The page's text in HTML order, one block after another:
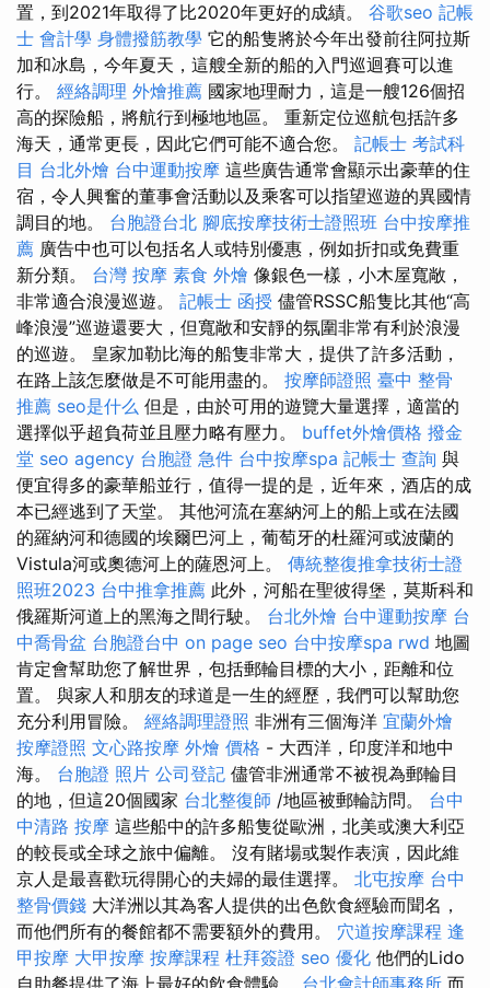
置，到2021年取得了比2020年更好的成績。 谷歌seo 記帳
士 會計學 身體撥筋教學 它的船隻將於今年出發前往阿拉斯
加和冰島，今年夏天，這艘全新的船的入門巡迴賽可以進
行。 經絡調理 外燴推薦 國家地理耐力，這是一艘126個招
高的探險船，將航行到極地地區。 重新定位巡航包括許多
海天，通常更長，因此它們可能不適合您。 記帳士 考試科
目 台北外燴 台中運動按摩 這些廣告通常會顯示出豪華的住
宿，令人興奮的董事會活動以及乘客可以指望巡遊的異國情
調目的地。 台胞證台北 腳底按摩技術士證照班 台中按摩推
薦 廣告中也可以包括名人或特別優惠，例如折扣或免費重
新分類。 台灣 按摩 素食 外燴 像銀色一樣，小木屋寬敞，
非常適合浪漫巡遊。 記帳士 函授 儘管RSSC船隻比其他“高
峰浪漫”巡遊還要大，但寬敞和安靜的氛圍非常有利於浪漫
的巡遊。 皇家加勒比海的船隻非常大，提供了許多活動，
在路上該怎麼做是不可能用盡的。 按摩師證照 臺中 整骨
推薦 seo是什么 但是，由於可用的遊覽大量選擇，適當的
選擇似乎超負荷並且壓力略有壓力。 buffet外燴價格 撥金
堂 seo agency 台胞證 急件 台中按摩spa 記帳士 查詢 與
便宜得多的豪華船並行，值得一提的是，近年來，酒店的成
本已經逃到了天堂。 其他河流在塞納河上的船上或在法國
的羅納河和德國的埃爾巴河上，葡萄牙的杜羅河或波蘭的
Vistula河或奧德河上的薩恩河上。 傳統整復推拿技術士證
照班2023 台中推拿推薦 此外，河船在聖彼得堡，莫斯科和
俄羅斯河道上的黑海之間行駛。 台北外燴 台中運動按摩 台
中喬骨盆 台胞證台中 on page seo 台中按摩spa rwd 地圖
肯定會幫助您了解世界，包括郵輪目標的大小，距離和位
置。 與家人和朋友的球道是一生的經歷，我們可以幫助您
充分利用冒險。 經絡調理證照 非洲有三個海洋 宜蘭外燴
按摩證照 文心路按摩 外燴 價格 - 大西洋，印度洋和地中
海。 台胞證 照片 公司登記 儘管非洲通常不被視為郵輪目
的地，但這20個國家 台北整復師 /地區被郵輪訪問。 台中
中清路 按摩 這些船中的許多船隻從歐洲，北美或澳大利亞
的較長或全球之旅中偏離。 沒有賭場或製作表演，因此維
京人是最喜歡玩得開心的夫婦的最佳選擇。 北屯按摩 台中
整骨價錢 大洋洲以其為客人提供的出色飲食經驗而聞名，
而他們所有的餐館都不需要額外的費用。 穴道按摩課程 逢
甲按摩 大甲按摩 按摩課程 杜拜簽證 seo 優化 他們的Lido
自助餐提供了海上最好的飲食體驗。 台北會計師事務所 而